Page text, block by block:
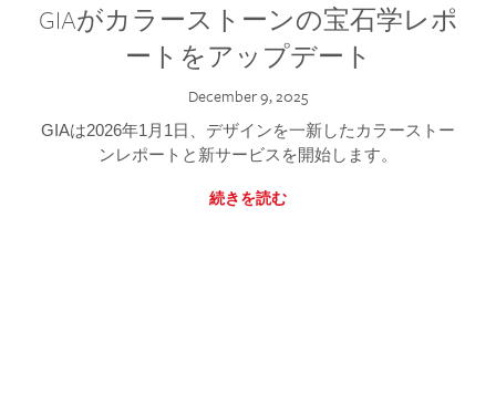
GIAがカラーストーンの宝石学レポ
ートをアップデート
December 9, 2025
GIAは2026年1月1日、デザインを一新したカラーストー
ンレポートと新サービスを開始します。
続きを読む